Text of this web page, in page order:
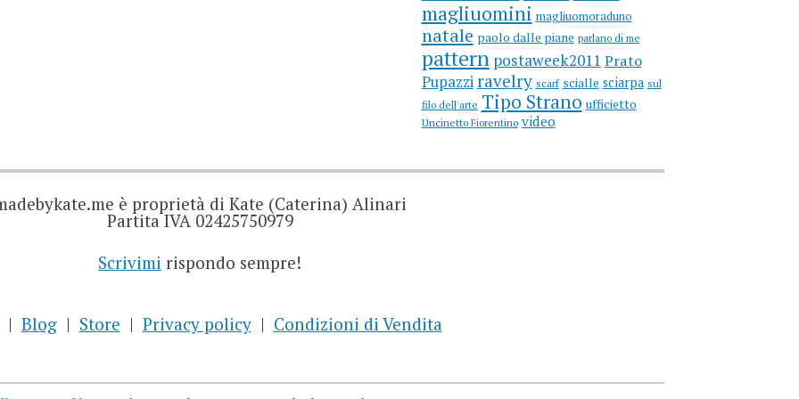
magliuomini magliuomoraduno
natale paolo dalle piane parlano di me
pattern postaweek2011 Prato
Pupazziravelry scarf scialle sciarpa sul
filo dell'arte Tipo Strano ufficietto
Uncinetto Fiorentino video
è proprietà di Kate (Caterina) Alinari
Partita IVA 02425750979
Scrivimi rispondo sempre!
Blog Store Privacy policy Condizioni di Vendita